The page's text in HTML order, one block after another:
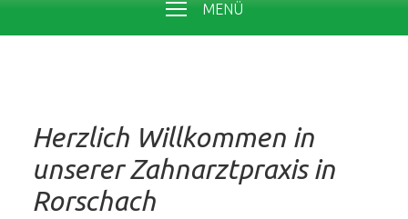
MENÜ
Herzlich Willkommen in
unserer Zahnarztpraxis in
Rorschach